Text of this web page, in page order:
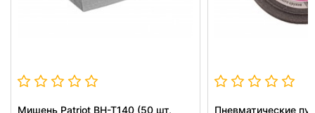
Мишень Patriot BH-T140 (50 шт,
Пневматические